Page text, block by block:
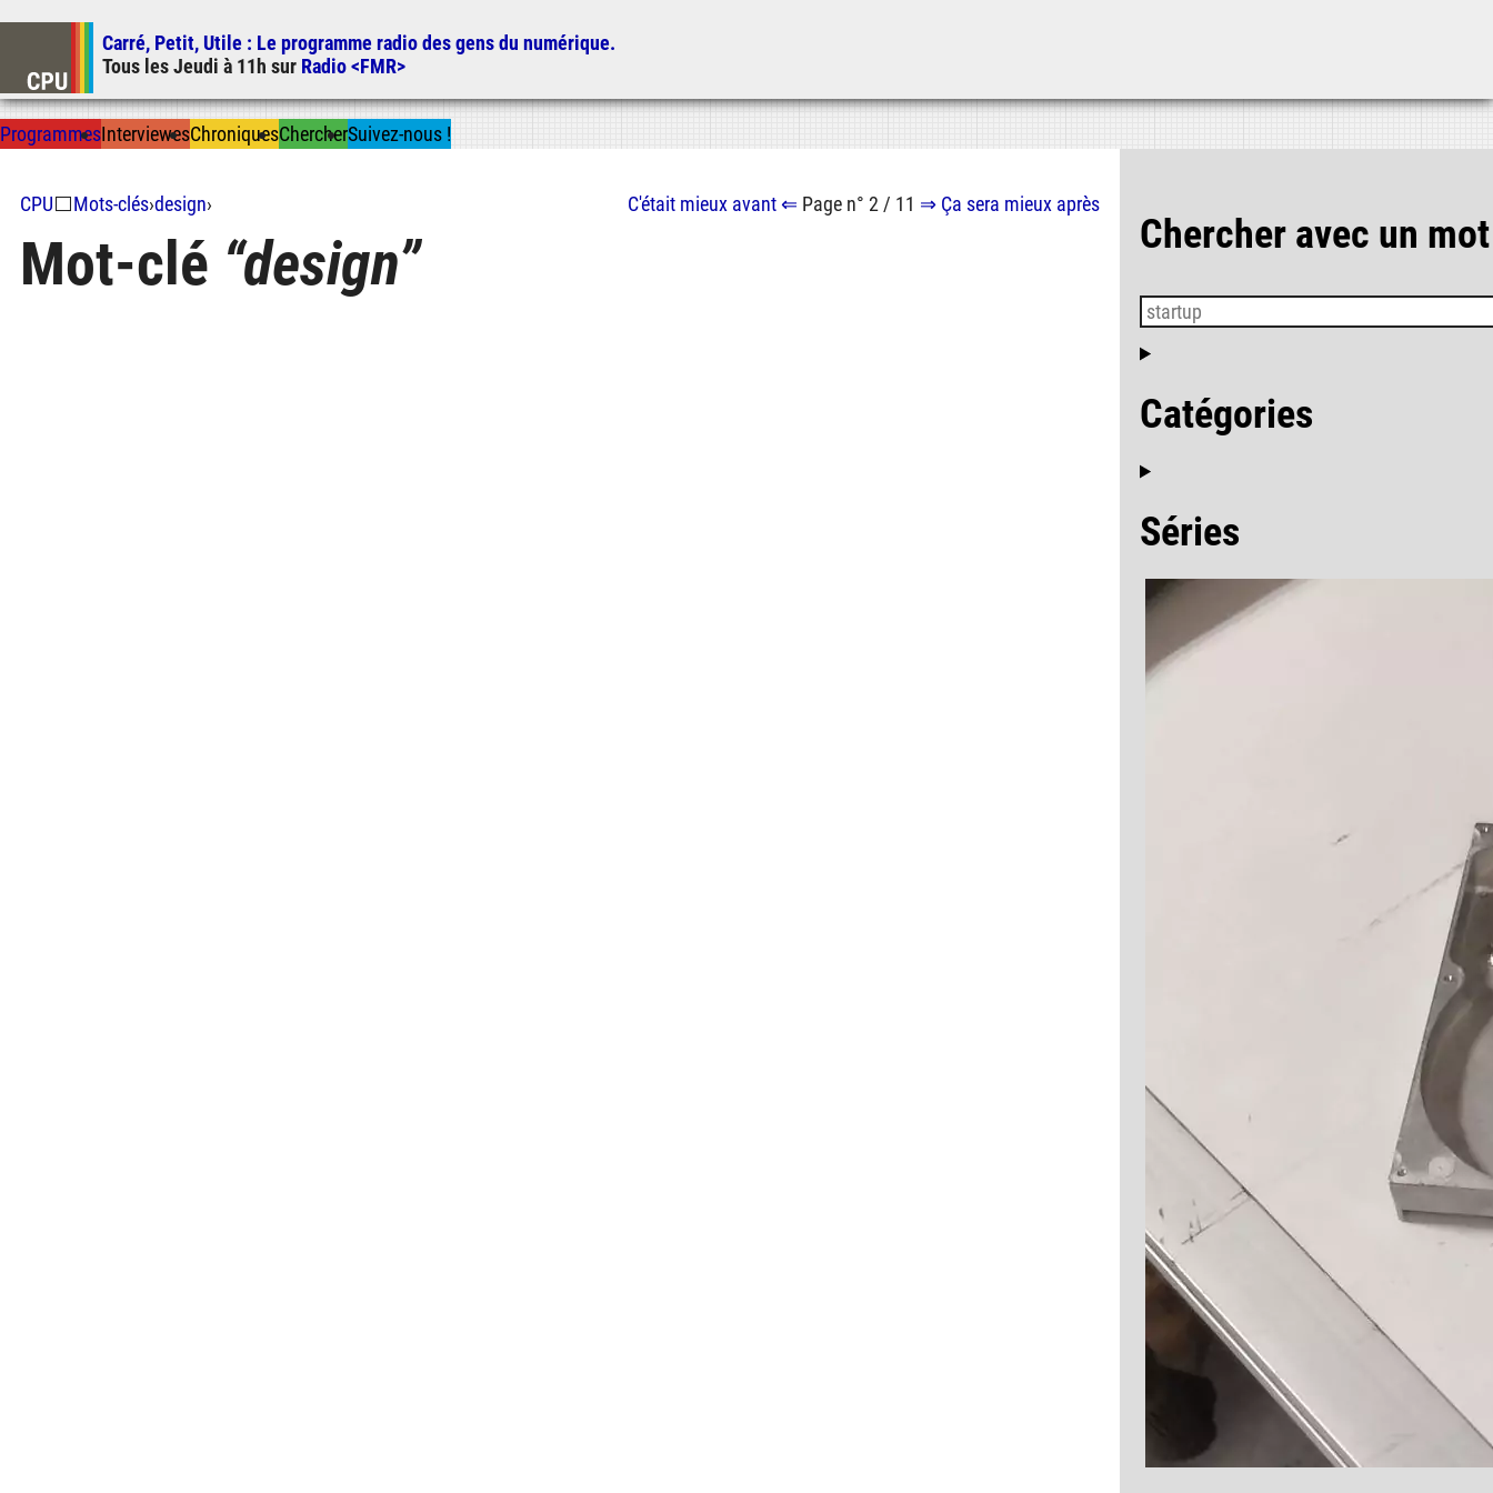
Aller à la recherche
Carré, Petit, Utile : Le programme radio des gens du numérique.
Tous lesJeudi à 11h sur Radio <FMR>
ProgrammesInterviewesChroniquesChercherSuivez-nous !
CPU⬜Mots-clés›design› C'était mieux avant⇐ Page n° 2 / 11 ⇒ Ça sera mieux après
Mot-clé design Chercher avec un mot
Catégories
Séries